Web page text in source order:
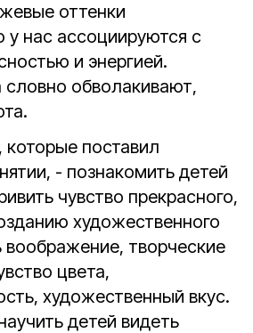
оттенки
у нас ассоциируются с
и энергией.
словно обволакивают,
поставил
- познакомить детей
чувство прекрасного,
художественного
воображение, творческие
цвета,
художественный вкус.
детей видеть